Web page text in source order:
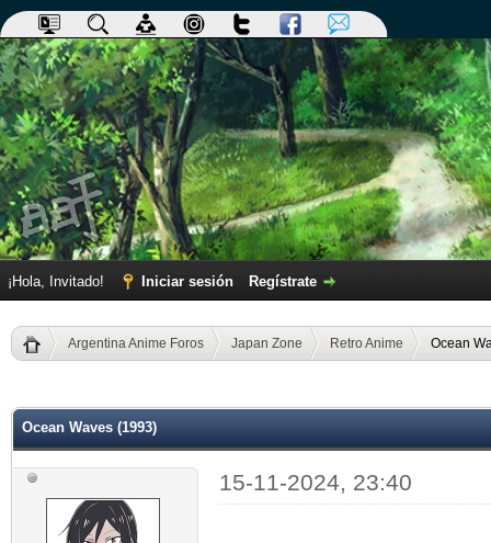
¡Hola, Invitado! Iniciar sesión Regístrate
Argentina Anime Foros Japan Zone Retro Anime Ocean
Ocean Waves (1993)
15-11-2024, 23:40